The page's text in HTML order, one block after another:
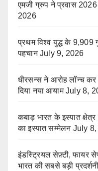
एमजी ग्रुप ने प्रवास
2026
प्रथम विश्व युद्ध के 9,909
पहचान July 9, 2026
धीरसन्स ने आरोह लॉन्च कर
दिया नया आयाम July 8,
कबाड़ भारत के इस्पात
का इस्पात सम्मेलन July
इंडस्ट्रियल सेफ़्टी, फायर
भारत की सबसे बड़ी प्रदर्शनी